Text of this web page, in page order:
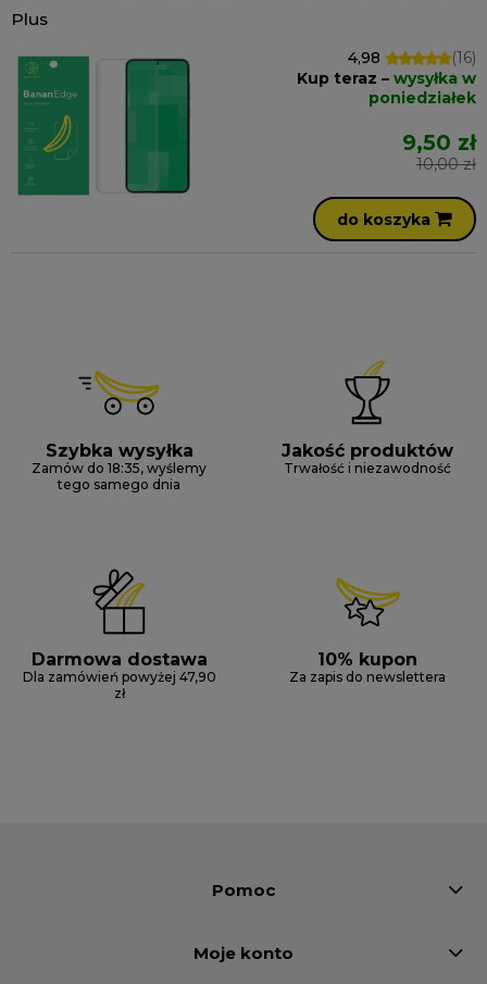
Plus
4,98
(16)
Kup teraz – wysyłka w
poniedziałek
9,50 zł
10,00 zł
do koszyka
Szybka wysyłka
Zamów do 18:35, wyślemy
tego samego dnia
Jakość produktów
Trwałość i niezawodność
Darmowa dostawa
Dla zamówień powyżej 47,90
zł
10% kupon
Za zapis do newslettera
Pomoc
Moje konto